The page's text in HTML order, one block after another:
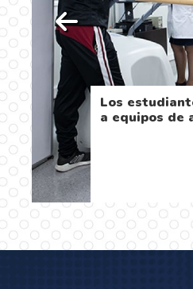
Los
a equipos de